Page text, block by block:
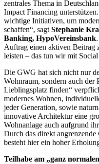
zentrales Thema in
Impact Financing
wichtige Initiativen, um
schaffen“, sagt Stephanie
Banking, HypoVereinsbank
Auftrag einen aktiven Beitrag
leisten – das tun wir mit
Die GWG hat sich nicht nur
Wohnraum, sondern auch der
Lieblingsplatz finden“
modernes Wohnen,
jeder Generation, sowie
innovative Architektur eine
Wohnanlage auch aufgrund
Durch das direkt angrenzende
besteht hier ein hoher
Teilhabe am „ganz